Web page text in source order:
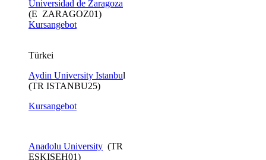
Universidad de Zaragoza
(E ZARAGOZ01)
Kursangebot
Türkei
Aydin University Istanbul
(TR ISTANBU25)
Kursangebot
Anadolu University (TR
ESKISEH01)